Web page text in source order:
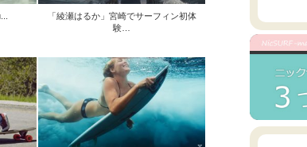
「綾瀬はるか」宮崎でサーフィン初体
験…